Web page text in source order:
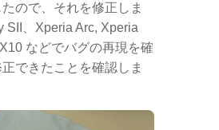
ので、それを修正しま
SII、Xperia Arc, Xperia
などでバグの再現を確
できたことを確認しま